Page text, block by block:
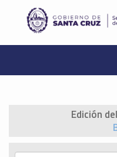
Edición